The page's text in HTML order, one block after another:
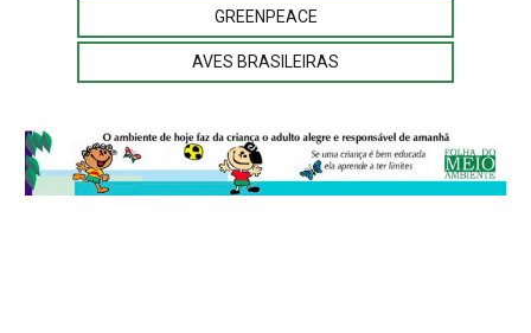
GREENPEACE
AVES BRASILEIRAS